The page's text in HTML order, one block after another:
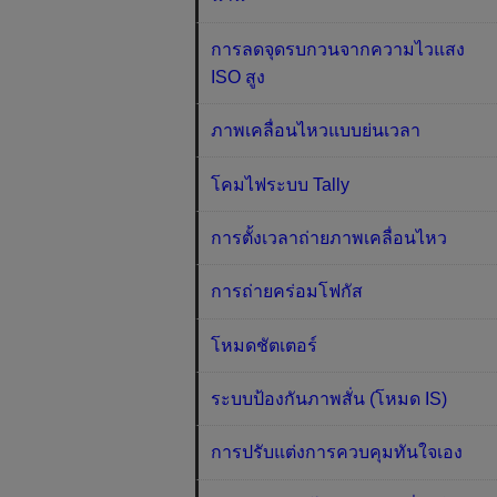
การลดจุดรบกวนจากความไวแสง
ISO สูง
ภาพเคลื่อนไหวแบบย่นเวลา
โคมไฟระบบ Tally
การตั้งเวลาถ่ายภาพเคลื่อนไหว
การถ่ายคร่อมโฟกัส
โหมดชัตเตอร์
ระบบป้องกันภาพสั่น (โหมด IS)
การปรับแต่งการควบคุมทันใจเอง